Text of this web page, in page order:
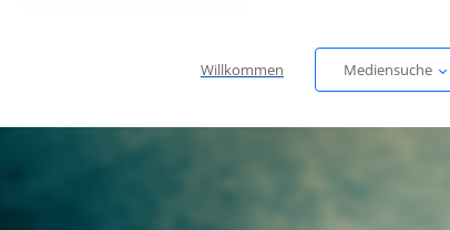
Willkommen Mediensuche